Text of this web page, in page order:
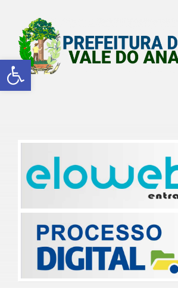
Abrir a barra de ferramentas